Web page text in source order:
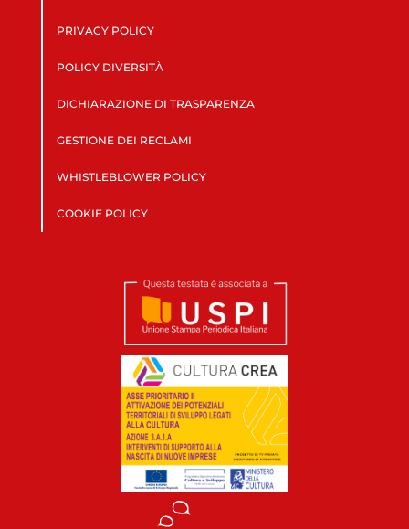
PRIVACY POLICY
POLICY DIVERSITÀ
DICHIARAZIONE DI TRASPARENZA
GESTIONE DEI RECLAMI
WHISTLEBLOWER POLICY
COOKIE POLICY